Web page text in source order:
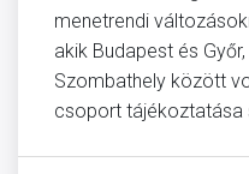
menetrendi
akik Budapest és
Szombathely között
csoport tájékoztatása